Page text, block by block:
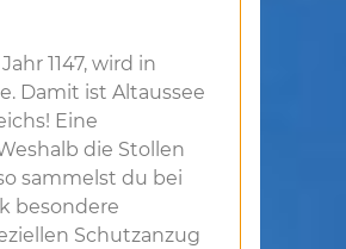
1147, wird in
Damit ist Altaussee
Eine
die Stollen
sammelst du bei
besondere
Schutzanzug